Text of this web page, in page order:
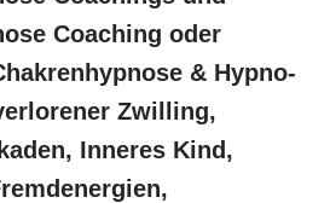
Coaching oder
& Hypno-
Zwilling,
Inneres Kind,